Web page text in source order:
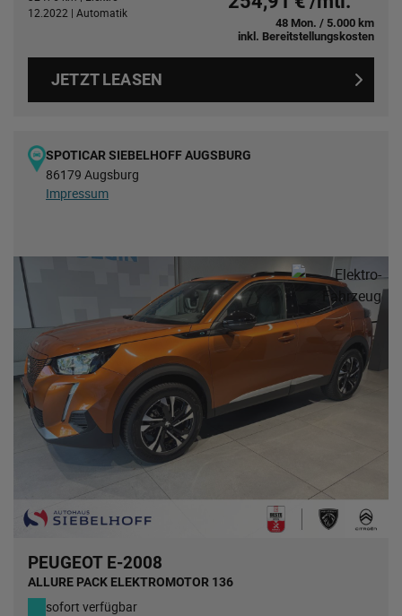
12.2022 | Automatik
48 Mon. / 5.000 km
inkl. Bereitstellungskosten
JETZT LEASEN
SPOTICAR SIEBELHOFF AUGSBURG
86179 Augsburg
Impressum
PEUGEOT E-2008
ALLURE PACK ELEKTROMOTOR 136
sofort verfügbar